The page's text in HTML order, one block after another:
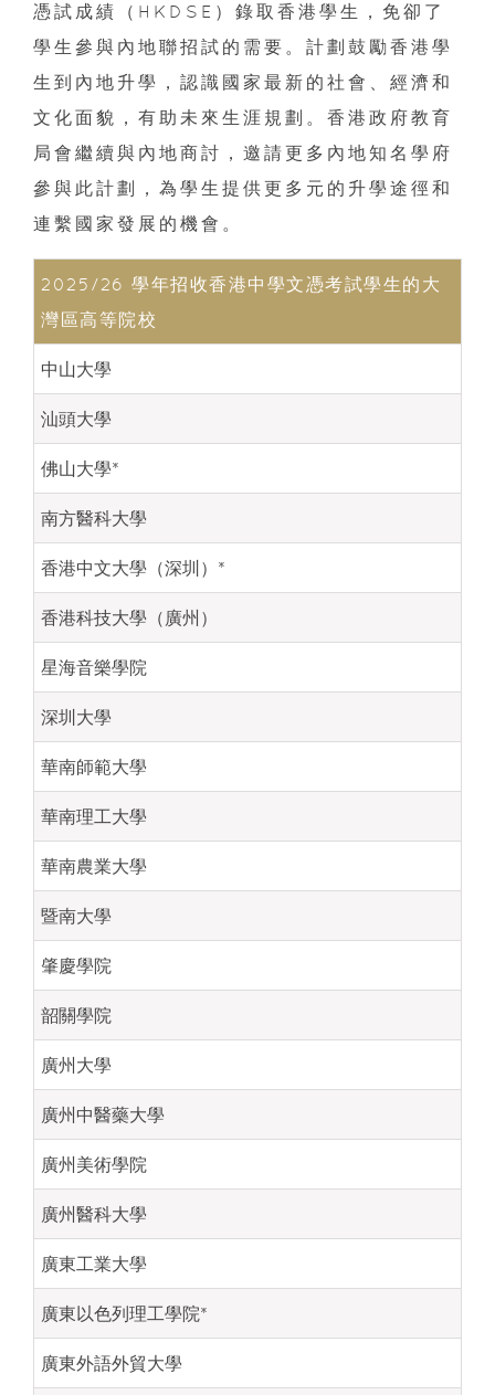
憑試成績（HKDSE）錄取香港學生，免卻了
學生參與內地聯招試的需要。計劃鼓勵香港學
生到內地升學，認識國家最新的社會、經濟和
文化面貌，有助未來生涯規劃。香港政府教育
局會繼續與內地商討，邀請更多內地知名學府
參與此計劃，為學生提供更多元的升學途徑和
連繫國家發展的機會。
2025/26 學年招收香港中學文憑考試學生的大
灣區高等院校
中山大學
汕頭大學
佛山大學*
南方醫科大學
香港中文大學（深圳）*
香港科技大學（廣州）
星海音樂學院
深圳大學
華南師範大學
華南理工大學
華南農業大學
暨南大學
肇慶學院
韶關學院
廣州大學
廣州中醫藥大學
廣州美術學院
廣州醫科大學
廣東工業大學
廣東以色列理工學院*
廣東外語外貿大學